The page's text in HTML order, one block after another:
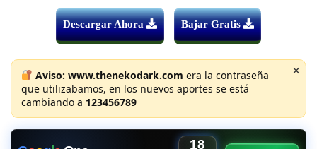
Descargar Ahora Bajar Gratis
Aviso: www.thenekodark.com era la contraseña
que utilizabamos, en los nuevos aportes se está
cambiando a 123456789
×
18